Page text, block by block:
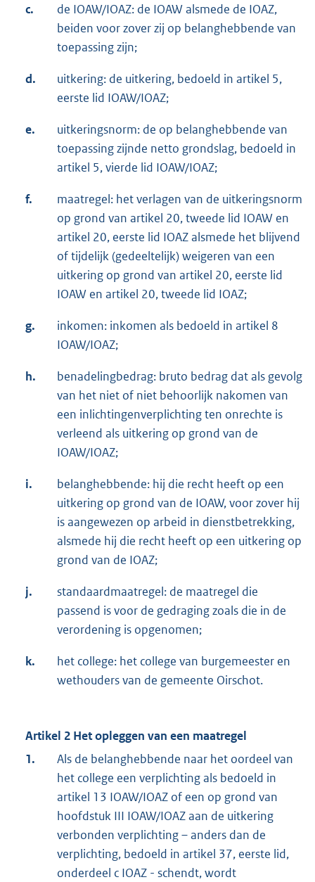
c.
de IOAW/IOAZ: de IOAW alsmede de IOAZ,
beiden voor zover zij op belanghebbende van
toepassing zijn;
d.
uitkering: de uitkering, bedoeld in artikel 5,
eerste lid IOAW/IOAZ;
e.
uitkeringsnorm: de op belanghebbende van
toepassing zijnde netto grondslag, bedoeld in
artikel 5, vierde lid IOAW/IOAZ;
f.
maatregel: het verlagen van de uitkeringsnorm
op grond van artikel 20, tweede lid IOAW en
artikel 20, eerste lid IOAZ alsmede het blijvend
of tijdelijk (gedeeltelijk) weigeren van een
uitkering op grond van artikel 20, eerste lid
IOAW en artikel 20, tweede lid IOAZ;
g.
inkomen: inkomen als bedoeld in artikel 8
IOAW/IOAZ;
h.
benadelingbedrag: bruto bedrag dat als gevolg
van het niet of niet behoorlijk nakomen van
een inlichtingenverplichting ten onrechte is
verleend als uitkering op grond van de
IOAW/IOAZ;
i.
belanghebbende: hij die recht heeft op een
uitkering op grond van de IOAW, voor zover hij
is aangewezen op arbeid in dienstbetrekking,
alsmede hij die recht heeft op een uitkering op
grond van de IOAZ;
j.
standaardmaatregel: de maatregel die
passend is voor de gedraging zoals die in de
verordening is opgenomen;
k.
het college: het college van burgemeester en
wethouders van de gemeente Oirschot.
Artikel 2 Het opleggen van een maatregel
1.
Als de belanghebbende naar het oordeel van
het college een verplichting als bedoeld in
artikel 13 IOAW/IOAZ of een op grond van
hoofdstuk III IOAW/IOAZ aan de uitkering
verbonden verplichting – anders dan de
verplichting, bedoeld in artikel 37, eerste lid,
onderdeel c IOAZ - schendt, wordt